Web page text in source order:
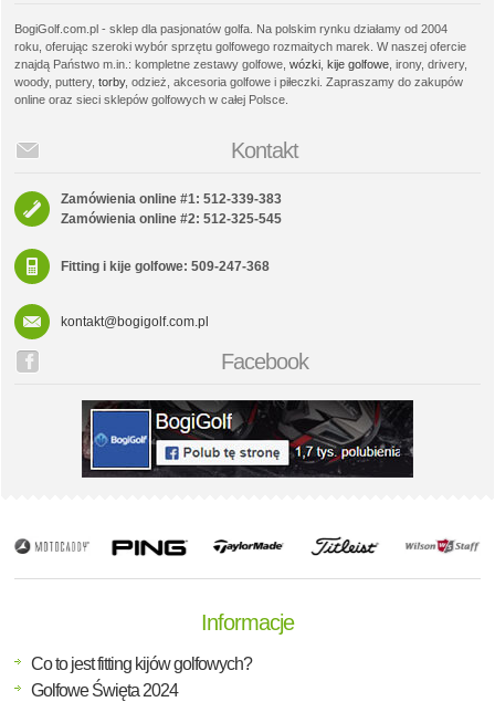
BogiGolf.com.pl - sklep dla pasjonatów golfa. Na polskim rynku działamy od 2004
roku, oferując szeroki wybór sprzętu golfowego rozmaitych marek. W naszej ofercie
znajdą Państwo m.in.: kompletne zestawy golfowe, wózki kije golfowe , irony, drivery,
woody, puttery, torby, odzież, akcesoria golfowe i piłeczki. Zapraszamy do zakupów
online oraz sieci sklepów golfowych w całej Polsce.
Kontakt
Zamówienia online #1: 512-339-383
Zamówienia online #2: 512-325-545
Fitting i kije golfowe: 509-247-368
kontakt@bogigolf.com.pl
Facebook
Informacje
Co to jest fitting kijów golfowych?
Golfowe Święta 2024